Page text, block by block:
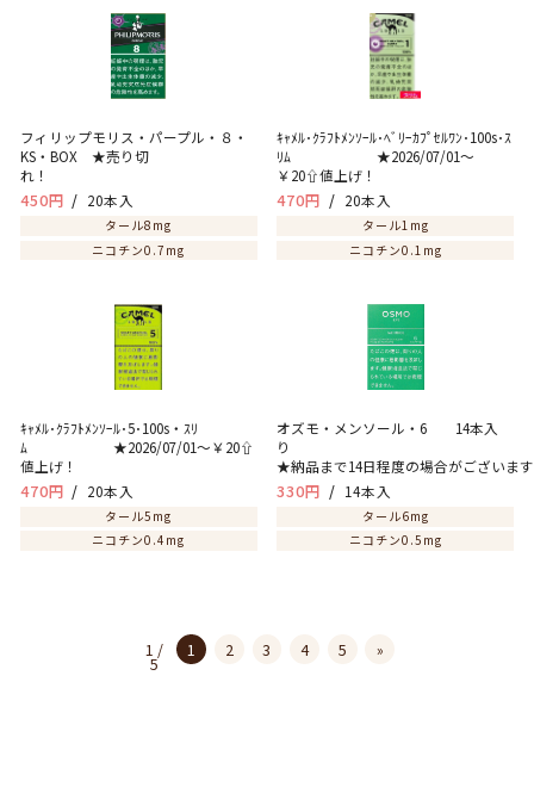
フィリップモリス・パープル・８・
KS・BOX ★売り切
れ！
450円 20本入
タール8mg
ニコチン0.7mg
ｷｬﾒﾙ･ｸﾗﾌﾄﾒﾝｿｰﾙ･ﾍﾞﾘｰｶﾌﾟｾﾙﾜﾝ･100s･ｽ
ﾘﾑ ★2026/07/01～
￥20⇧値上げ！
470円 20本入
タール1mg
ニコチン0.1mg
ｷｬﾒﾙ･ｸﾗﾌﾄﾒﾝｿｰﾙ･5･100s・ｽﾘ
ﾑ ★2026/07/01～￥20⇧
値上げ！
470円 20本入
タール5mg
ニコチン0.4mg
オズモ・メンソール・6 14本入
★納品まで14日程度の場合がございます
330円 14本入
タール6mg
ニコチン0.5mg
1 /
5
1 2 3 4 5 »